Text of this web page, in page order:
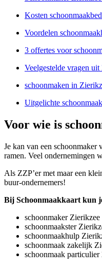
Kosten
Voordelen
3 offertes voor
Veelgestelde vragen
schoonmaken in
Uitgelichte
Voor wie is
Je kan van een
ramen. Veel ondernemingen
Als ZZP’er met maar een
buur-ondernemers!
Bij Schoonmaakkaart kun
schoonmaker Zierikzee
schoonmaakster
schoonmaakhulp
schoonmaak zakelijk
schoonmaak particulier